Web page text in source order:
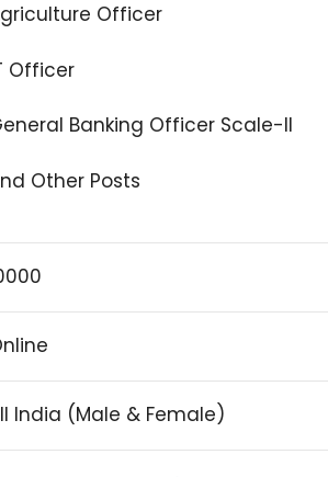
Officer
Officer
Banking Officer Scale-II
Other Posts
India (Male & Female)